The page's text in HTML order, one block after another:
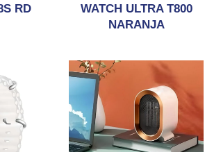
RD
WATCH ULTRA T800
NARANJA